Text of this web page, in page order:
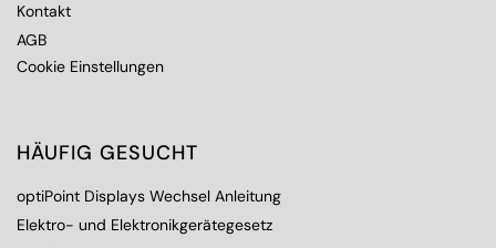
Kontakt
AGB
Cookie Einstellungen
HÄUFIG GESUCHT
optiPoint Displays Wechsel Anleitung
Elektro- und Elektronikgerätegesetz